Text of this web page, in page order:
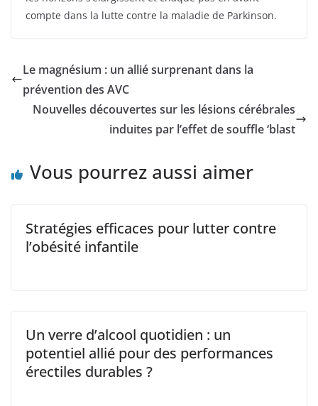
compte dans la lutte contre la maladie de Parkinson.
Le magnésium : un allié surprenant dans la
prévention des AVC
Nouvelles découvertes sur les lésions cérébrales
induites par l’effet de souffle ‘blast
Vous pourrez aussi aimer
Stratégies efficaces pour lutter contre
l’obésité infantile
Un verre d’alcool quotidien : un
potentiel allié pour des performances
érectiles durables ?